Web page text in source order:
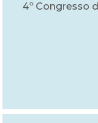
4º Congresso